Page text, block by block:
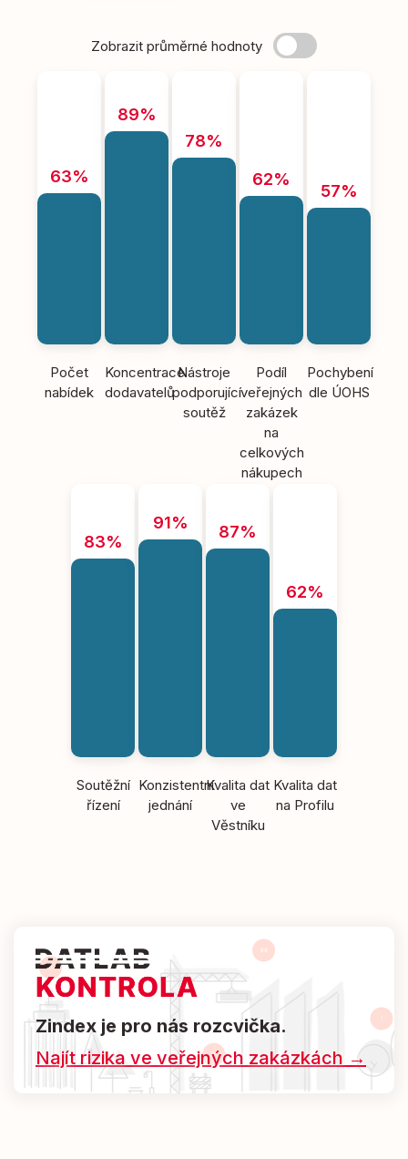
Zobrazit průměrné hodnoty
63%
Počet
nabídek
89%
Koncentrace
dodavatelů
78%
Nástroje
podporující
soutěž
62%
Podíl
veřejných
zakázek
na
celkových
nákupech
57%
Pochybení
dle ÚOHS
83%
Soutěžní
řízení
91%
Konzistentní
jednání
87%
Kvalita dat
ve
Věstníku
62%
Kvalita dat
na Profilu
Zindex je pro nás rozcvička.
Najít rizika ve veřejných zakázkách →